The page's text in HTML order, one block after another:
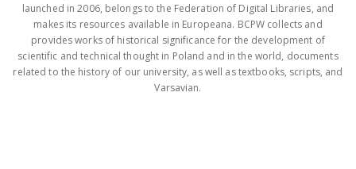
launched in 2006, belongs to the Federation of Digital Libraries, and
makes its resources available in Europeana. BCPW collects and
provides works of historical significance for the development of
scientific and technical thought in Poland and in the world, documents
related to the history of our university, as well as textbooks, scripts, and
Varsavian.